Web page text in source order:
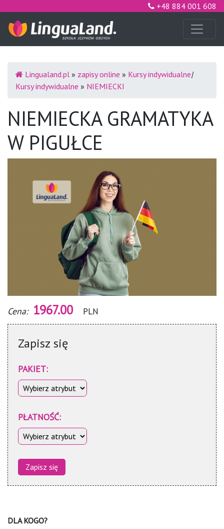
+48 884 001 608
Lingualand.pl » zapisy online » Kursy indywidualne|
Kursy indywidualne » NIEMIECKI
NIEMIECKA GRAMATYKA
W PIGUŁCE
Cena: 1967.00 PLN
PAKIET:
PŁATNOŚĆ:
Zapisz się
DLA KOGO?